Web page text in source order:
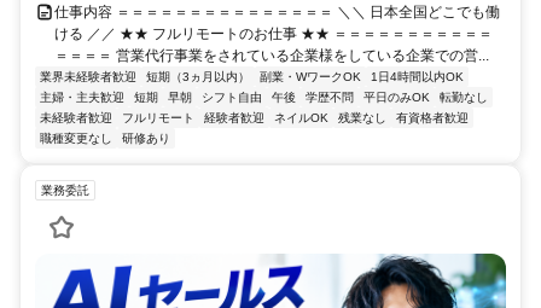
仕事内容 ＝＝＝＝＝＝＝＝＝＝＝＝＝＝＝ ＼＼ 日本全国どこでも働
ける ／／ ★★ フルリモートのお仕事 ★★ ＝＝＝＝＝＝＝＝＝＝＝
＝＝＝＝ 営業代行事業をされている企業様をしている企業での営...
業界未経験者歓迎 短期（3ヵ月以内） 副業・WワークOK
1日4時間以内OK
主婦・主夫歓迎
短期 早朝 シフト自由 午後 学歴不問 平日のみOK
転勤なし
未経験者歓迎
フルリモート 経験者歓迎 ネイルOK 残業なし
有資格者歓迎
職種変更なし
研修あり
業務委託